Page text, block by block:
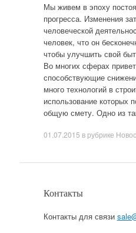
Мы живем в эпоху
прогресса. Изменения
человеческой
человек, что он
чтобы улучшить свой
Во многих сферах
способствующие
много технологий в
использование которых
общую смету. Одно из
01.07.2015 в рубрике
Контакты
Контакты для связи